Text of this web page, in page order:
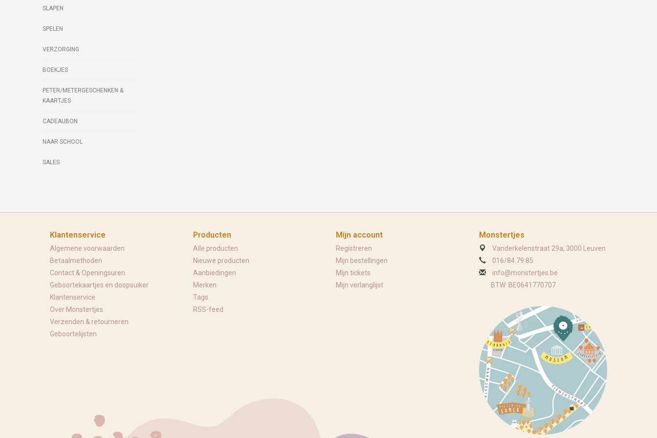
SLAPEN
SPELEN
VERZORGING
BOEKJES
PETER/METERGESCHENKEN &
KAARTJES
CADEAUBON
NAAR SCHOOL
SALES
Klantenservice
Algemene voorwaarden
Betaalmethoden
Contact & Openingsuren
Geboortekaartjes en doopsuiker
Klantenservice
Over Monstertjes
Verzenden & retourneren
Geboortelijsten
Producten
Alle producten
Nieuwe producten
Aanbiedingen
Merken
Tags
RSS-feed
Mijn account
Registreren
Mijn bestellingen
Mijn tickets
Mijn verlanglijst
Monstertjes
Vanderkelenstraat 29a, 3000 Leuven
016/84.79.85
info@monstertjes.be
BTW: BE0641770707